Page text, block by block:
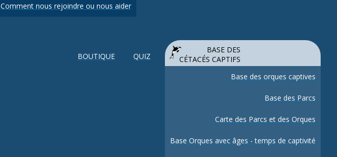
Comment nous rejoindre ou nous aider
BOUTIQUE QUIZ
BASE DES
CÉTACÉS CAPTIFS
Base des orques captives
Base des Parcs
Carte des Parcs et des Orques
Base Orques avec âges - temps de captivité